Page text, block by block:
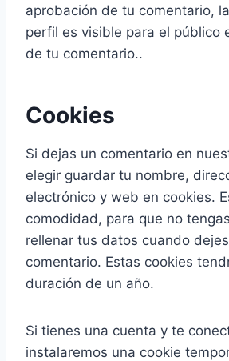
aprobación de tu comentario,
perfil es visible para el público
de tu comentario..
Cookies
Si dejas un comentario en
elegir guardar tu nombre,
electrónico y web en cookies.
comodidad, para que no
rellenar tus datos cuando
comentario. Estas cookies
duración de un año.
Si tienes una cuenta y te
instalaremos una cookie